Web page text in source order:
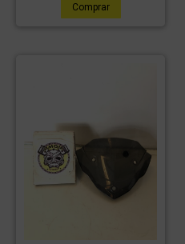
Comprar